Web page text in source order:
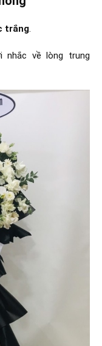
trắng.
nhắc về lòng trung